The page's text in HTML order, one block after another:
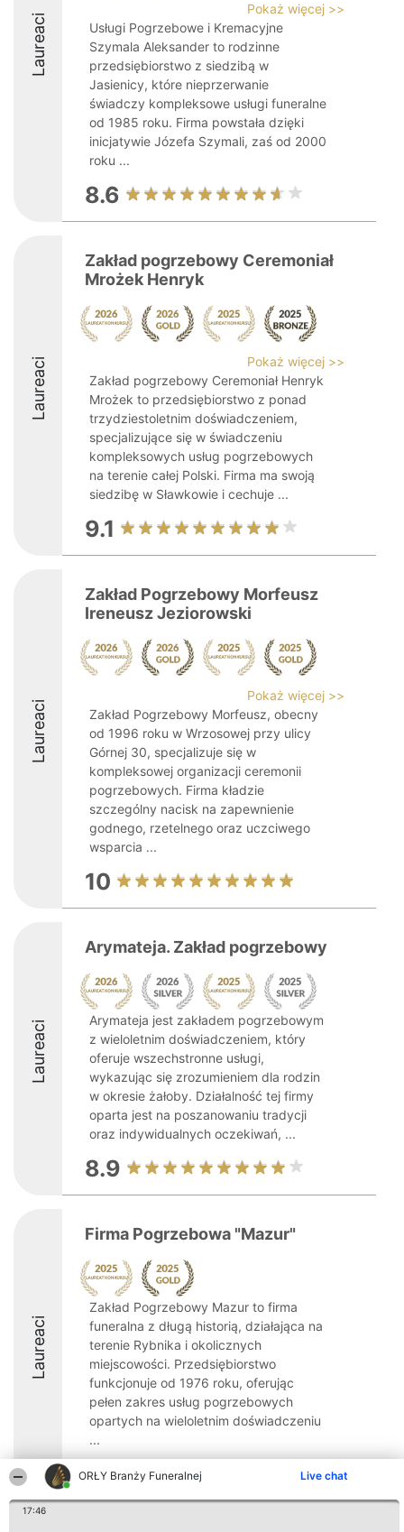
ORŁY Branży Funeralnej Live chat
17:46
Laureaci
Pokaż więcej >>
Usługi Pogrzebowe i Kremacyjne
Szymala Aleksander to rodzinne
przedsiębiorstwo z siedzibą w
Jasienicy, które nieprzerwanie
świadczy kompleksowe usługi funeralne
od 1985 roku. Firma powstała dzięki
inicjatywie Józefa Szymali, zaś od 2000
roku ...
8.6
Laureaci
Zakład pogrzebowy Ceremoniał
Mrożek Henryk
Pokaż więcej >>
Zakład pogrzebowy Ceremoniał Henryk
Mrożek to przedsiębiorstwo z ponad
trzydziestoletnim doświadczeniem,
specjalizujące się w świadczeniu
kompleksowych usług pogrzebowych
na terenie całej Polski. Firma ma swoją
siedzibę w Sławkowie i cechuje ...
9.1
Laureaci
Zakład Pogrzebowy Morfeusz
Ireneusz Jeziorowski
Pokaż więcej >>
Zakład Pogrzebowy Morfeusz, obecny
od 1996 roku w Wrzosowej przy ulicy
Górnej 30, specjalizuje się w
kompleksowej organizacji ceremonii
pogrzebowych. Firma kładzie
szczególny nacisk na zapewnienie
godnego, rzetelnego oraz uczciwego
wsparcia ...
10
Laureaci
Arymateja. Zakład pogrzebowy
Arymateja jest zakładem pogrzebowym
z wieloletnim doświadczeniem, który
oferuje wszechstronne usługi,
wykazując się zrozumieniem dla rodzin
w okresie żałoby. Działalność tej firmy
oparta jest na poszanowaniu tradycji
oraz indywidualnych oczekiwań, ...
8.9
Laureaci
Firma Pogrzebowa "Mazur"
Zakład Pogrzebowy Mazur to firma
funeralna z długą historią, działająca na
terenie Rybnika i okolicznych
miejscowości. Przedsiębiorstwo
funkcjonuje od 1976 roku, oferując
pełen zakres usług pogrzebowych
opartych na wieloletnim doświadczeniu
...